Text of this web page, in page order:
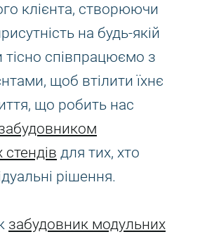
клієнта, створюючи
на будь-якій
тісно співпрацюємо з
щоб втілити їхнє
що робить нас
для тих, хто
рішення.
забудовник модульних